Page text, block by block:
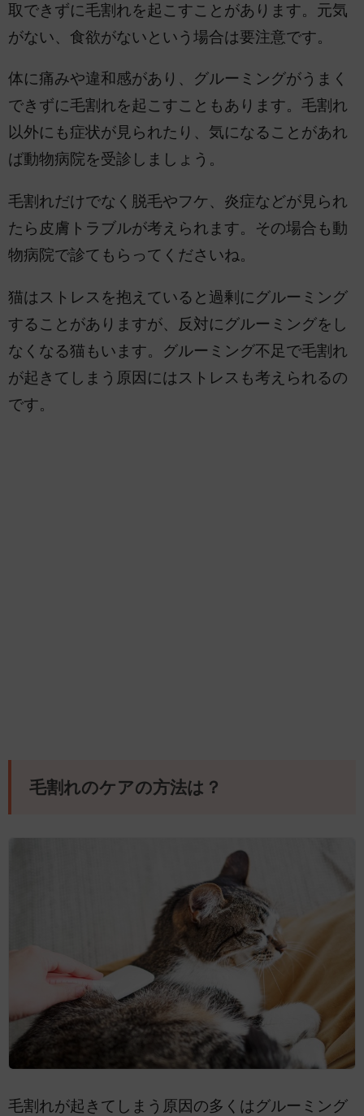
取できずに毛割れを起こすことがあります。元気
がない、食欲がないという場合は要注意です。
体に痛みや違和感があり、グルーミングがうまく
できずに毛割れを起こすこともあります。毛割れ
以外にも症状が見られたり、気になることがあれ
ば動物病院を受診しましょう。
毛割れだけでなく脱毛やフケ、炎症などが見られ
たら皮膚トラブルが考えられます。その場合も動
物病院で診てもらってくださいね。
猫はストレスを抱えていると過剰にグルーミング
することがありますが、反対にグルーミングをし
なくなる猫もいます。グルーミング不足で毛割れ
が起きてしまう原因にはストレスも考えられるの
です。
毛割れのケアの方法は？
毛割れが起きてしまう原因の多くはグルーミング